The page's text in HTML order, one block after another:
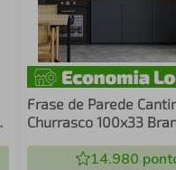
Frase de Parede
Churrasco 100x33
14.980